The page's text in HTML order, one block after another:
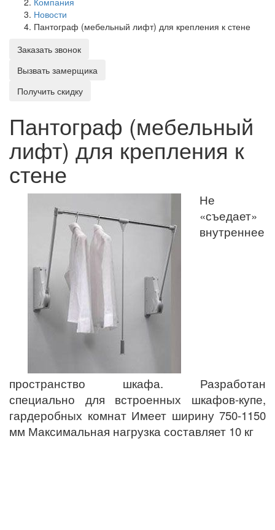
Новости
Пантограф (мебельный лифт) для крепления к стене
Заказать звонок
Вызвать замерщика
Получить скидку
Пантограф (мебельный
лифт) для крепления к
стене
Не
«съедает»
внутреннее
пространство шкафа. Разработан
специально для встроенных шкафов-купе,
гардеробных комнат Имеет ширину 750-1150
мм Максимальная нагрузка составляет 10 кг